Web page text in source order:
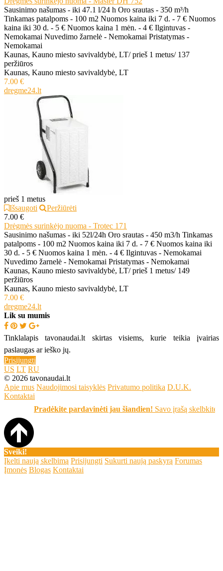
Sausinimo našumas - iki 47.1 l/24 h Oro srautas - 350 m³/h
Tinkamas patalpoms - 100 m2 Nuomos kaina iki 7 d. - 7 € Nuomos
kaina iki 30 d. - 5 € Nuomos kaina 1 mėn. - 4 € Ilgintuvas -
Nemokamai Nuvedimo žarnelė - Nemokamai Pristatymas -
Nemokamai
Kaunas, Kauno miesto savivaldybė, LT/ prieš 1 metus/ 137
peržiūros
Kaunas, Kauno miesto savivaldybė, LT
7.00 €
dregme24.lt
prieš 1 metus
Išsaugoti
Peržiūrėti
7.00 €
Drėgmės surinkėjo nuoma - Trotec 171
Sausinimo našumas - iki 52l/24h Oro srautas - 450 m3/h Tinkamas
patalpoms - 100 m2 Nuomos kaina iki 7 d. - 7 € Nuomos kaina iki
30 d. - 5 € Nuomos kaina 1 mėn. - 4 € Ilgintuvas - Nemokamai
Nuvedimo žarnelė - Nemokamai Pristatymas - Nemokamai
Kaunas, Kauno miesto savivaldybė, LT/ prieš 1 metus/ 149
peržiūros
Kaunas, Kauno miesto savivaldybė, LT
7.00 €
dregme24.lt
Lik su mumis
Tinklalapis tavonaudai.lt skirtas visiems, kurie teikia įvairias
paslaugas ar ieško jų.
Prisijungti
US LT RU
© 2026 tavonaudai.lt
Apie mus Naudojimosi taisyklės Privatumo politika D.U.K.
Kontaktai
Pradėkite pardavinėti jau šiandien! Savo įrašą skelbkite
Sveiki!
Įkelti naują skelbimą Prisijungti Sukurti naują paskyrą Forumas
Įmonės Blogas Kontaktai